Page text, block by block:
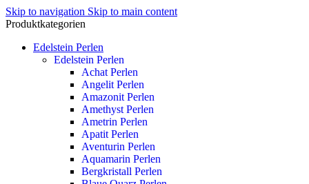
Skip to navigation Skip to main content
Produktkategorien
Edelstein Perlen
Edelstein Perlen
Achat Perlen
Angelit Perlen
Amazonit Perlen
Amethyst Perlen
Ametrin Perlen
Apatit Perlen
Aventurin Perlen
Aquamarin Perlen
Bergkristall Perlen